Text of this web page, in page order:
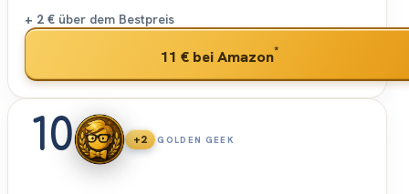
+ 2 € über dem Bestpreis
11 € bei Amazon*
10 +2 GOLDEN GEEK